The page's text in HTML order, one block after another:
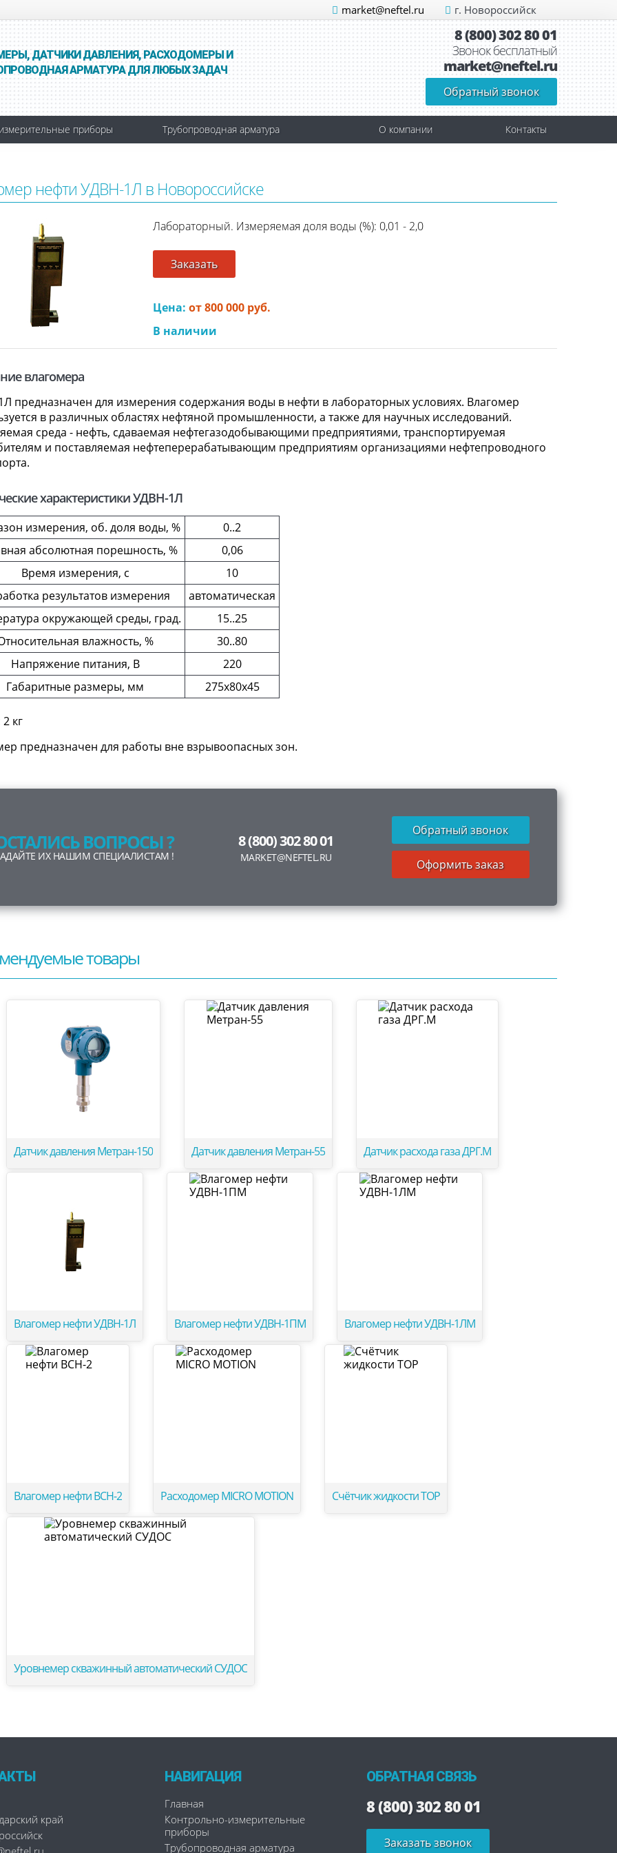
market@neftel.ru г. Новороссийск
ДАТЧИКИ ДАВЛЕНИЯ, РАСХОДОМЕРЫ И
АРМАТУРА ДЛЯ ЛЮБЫХ ЗАДАЧ
8 (800) 302 80 01
Звонок бесплатный
market@neftel.ru
Обратный звонок
приборы Трубопроводная арматура О компании Контакты
нефти УДВН-1Л в Новороссийске
Лабораторный. Измеряемая доля воды (%): 0,01 - 2,0
Заказать
Цена: от 800 000 руб.
В наличии
влагомера
предназначен для измерения содержания воды в нефти в лабораторных условиях. Влагомер
в различных областях нефтяной промышленности, а также для научных исследований.
среда - нефть, сдаваемая нефтегазодобывающими предприятиями, транспортируемая
и поставляемая нефтеперерабатывающим предприятиям организациями нефтепроводного
характеристики УДВН-1Л
измерения, об. доля воды, %
0..2
абсолютная порешность, %
0,06
Время измерения, с
10
результатов измерения
автоматическая
окружающей среды, град.
15..25
влажность, %
30..80
Напряжение питания, В
220
Габаритные размеры, мм
275х80х45
кг
предназначен для работы вне взрывоопасных зон.
ВОПРОСЫ ?
ИХ НАШИМ СПЕЦИАЛИСТАМ !
8 (800) 302 80 01
MARKET@NEFTEL.RU
Обратный звонок
Оформить заказ
товары
Датчик давления Метран-150 Датчик давления Метран-55 Датчик расхода газа ДРГ.М
Влагомер нефти УДВН-1Л Влагомер нефти УДВН-1ПМ Влагомер нефти УДВН-1ЛМ
Влагомер нефти ВСН-2 Расходомер MICRO MOTION Счётчик жидкости ТОР
Уровнемер скважинный автоматический СУДОС
край
НАВИГАЦИЯ
Главная
Контрольно-измерительные
приборы
Трубопроводная арматура
ОБРАТНАЯ СВЯЗЬ
8 (800) 302 80 01
Заказать звонок